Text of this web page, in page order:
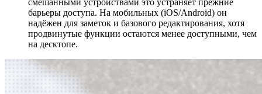
барьеры доступа. На мобильных (iOS/Android) он
надёжен для заметок и базового редактирования, хотя
продвинутые функции остаются менее доступными, чем
на десктопе.